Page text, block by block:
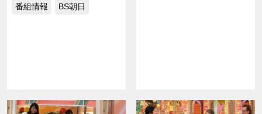
番組情報 BS朝日